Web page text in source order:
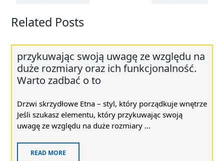
Related Posts
przykuwając swoją uwagę ze względu na
duże rozmiary oraz ich funkcjonalność.
Warto zadbać o to
Drzwi skrzydłowe Etna – styl, który porządkuje wnętrze
Jeśli szukasz elementu, który przykuwając swoją
uwagę ze względu na duże rozmiary ...
READ MORE